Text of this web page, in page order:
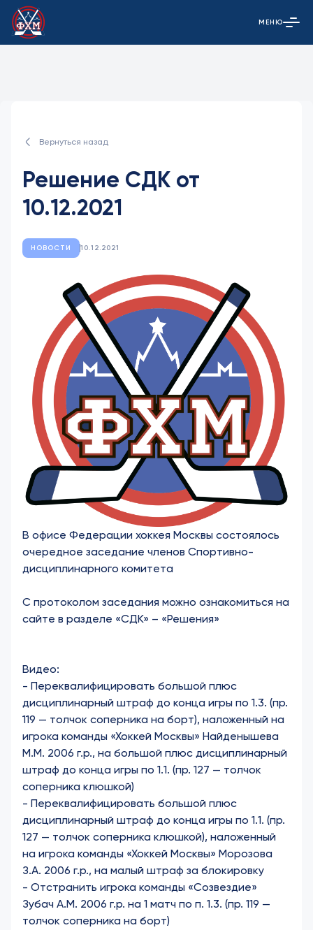
Открыть
МЕНЮ
Вернуться назад
Решение СДК от
10.12.2021
НОВОСТИ 10.12.2021
В офисе Федерации хоккея Москвы состоялось
очередное заседание членов Спортивно-
дисциплинарного комитета
С протоколом заседания можно ознакомиться на
сайте в разделе «СДК» – «Решения»
Видео:
- Переквалифицировать большой плюс
дисциплинарный штраф до конца игры по 1.3. (пр.
119 — толчок соперника на борт), наложенный на
игрока команды «Хоккей Москвы» Найденышева
М.М. 2006 г.р., на большой плюс дисциплинарный
штраф до конца игры по 1.1. (пр. 127 — толчок
соперника клюшкой)
- Переквалифицировать большой плюс
дисциплинарный штраф до конца игры по 1.1. (пр.
127 — толчок соперника клюшкой), наложенный
на игрока команды «Хоккей Москвы» Морозова
З.А. 2006 г.р., на малый штраф за блокировку
- Отстранить игрока команды «Созвездие»
Зубач А.М. 2006 г.р. на 1 матч по п. 1.3. (пр. 119 —
толчок соперника на борт)